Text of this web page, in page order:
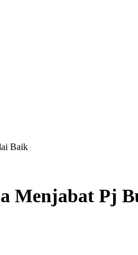
Baik
Menjabat Pj